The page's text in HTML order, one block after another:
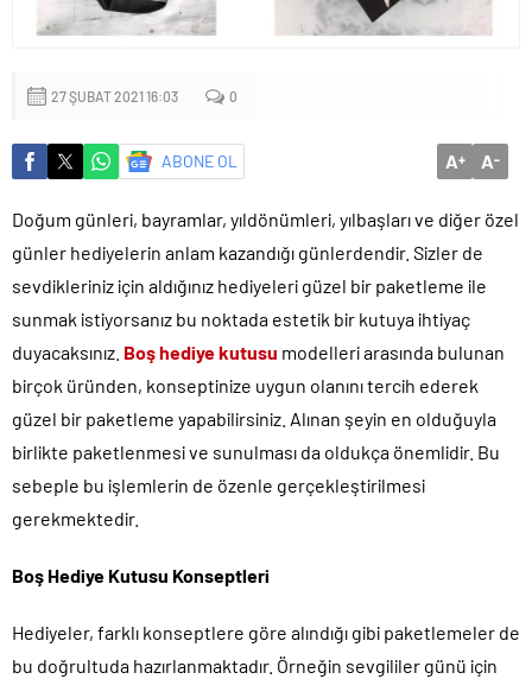
Küçük işletmeler büyük siber risklerle karşı karşıya
27 ŞUBAT 2021 16:03 0
ABONE OL A+ A-
Doğum günleri, bayramlar, yıldönümleri, yılbaşları ve diğer özel
günler hediyelerin anlam kazandığı günlerdendir. Sizler de
sevdikleriniz için aldığınız hediyeleri güzel bir paketleme ile
sunmak istiyorsanız bu noktada estetik bir kutuya ihtiyaç
duyacaksınız. Boş hediye kutusu modelleri arasında bulunan
birçok üründen, konseptinize uygun olanını tercih ederek
güzel bir paketleme yapabilirsiniz. Alınan şeyin en olduğuyla
birlikte paketlenmesi ve sunulması da oldukça önemlidir. Bu
sebeple bu işlemlerin de özenle gerçekleştirilmesi
gerekmektedir.
Boş Hediye Kutusu Konseptleri
Hediyeler, farklı konseptlere göre alındığı gibi paketlemeler de
bu doğrultuda hazırlanmaktadır. Örneğin sevgililer günü için